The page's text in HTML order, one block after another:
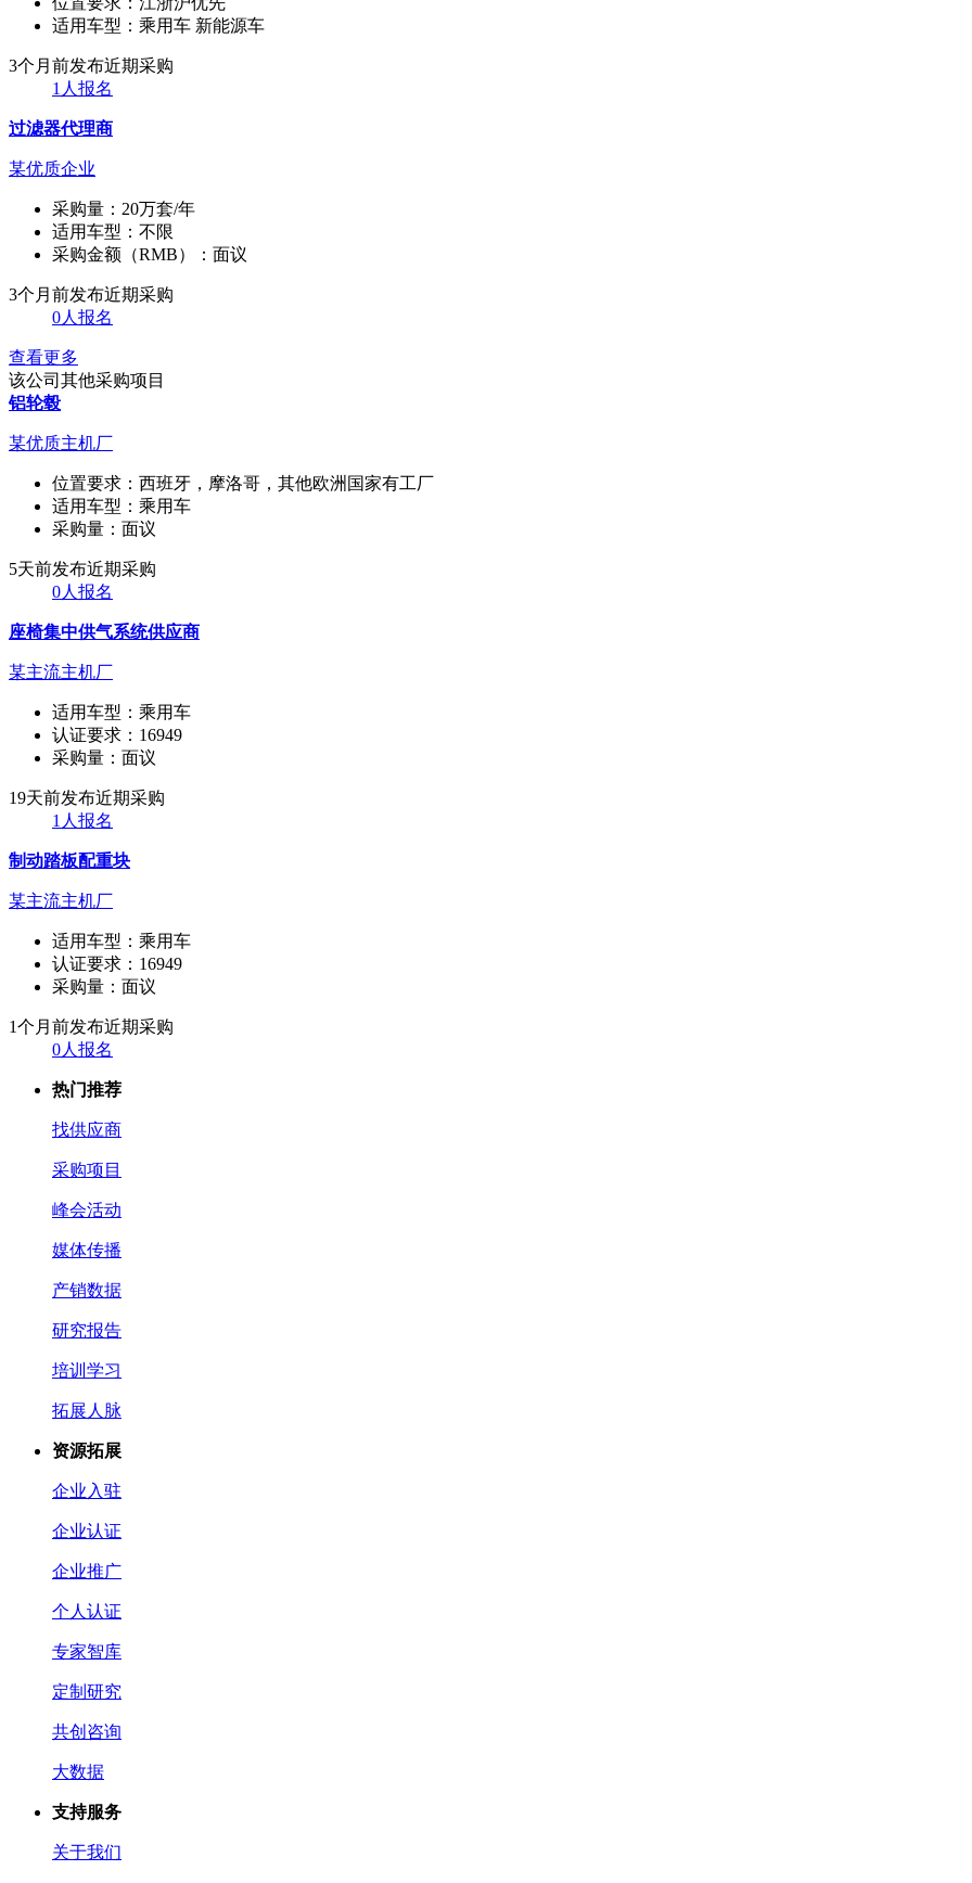
适用车型： 乘用车 新能源车
3个月前发布近期采购
1人报名
过滤器代理商
某优质企业
采购量： 20万套/年
适用车型： 不限
采购金额（RMB）： 面议
3个月前发布近期采购
0人报名
查看更多
该公司其他采购项目
铝轮毂
某优质主机厂
位置要求： 西班牙，摩洛哥，其他欧洲国家有工厂
适用车型： 乘用车
采购量： 面议
5天前发布近期采购
0人报名
座椅集中供气系统供应商
某主流主机厂
适用车型： 乘用车
认证要求： 16949
采购量： 面议
19天前发布近期采购
1人报名
制动踏板配重块
某主流主机厂
适用车型： 乘用车
认证要求： 16949
采购量： 面议
1个月前发布近期采购
0人报名
热门推荐
找供应商
采购项目
峰会活动
媒体传播
产销数据
研究报告
培训学习
拓展人脉
资源拓展
企业入驻
企业认证
企业推广
个人认证
专家智库
定制研究
共创咨询
大数据
支持服务
关于我们